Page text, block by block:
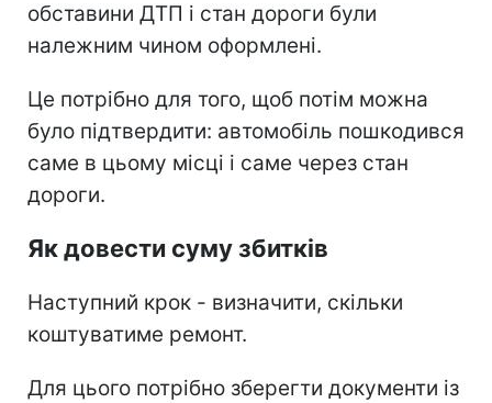
обставини ДТП і стан дороги були
належним чином оформлені.
Це потрібно для того, щоб потім можна
було підтвердити: автомобіль пошкодився
саме в цьому місці і саме через стан
дороги.
Як довести суму збитків
Наступний крок - визначити, скільки
коштуватиме ремонт.
Для цього потрібно зберегти документи із